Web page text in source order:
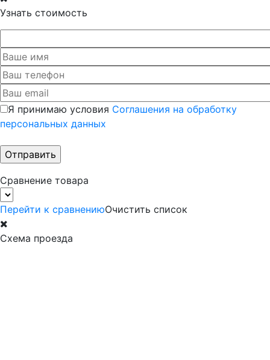
Узнать стоимость
Я принимаю условия Соглашения на обработку
персональных данных
Сравнение товара
Перейти к сравнениюОчистить список
Схема проезда